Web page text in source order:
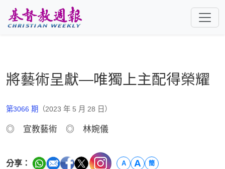
將藝術呈獻—唯獨上主配得榮耀
第3066 期 （2023 年 5 月 28 日）
◎ 宣教藝術 ◎ 林婉儀
分享： A A 簡